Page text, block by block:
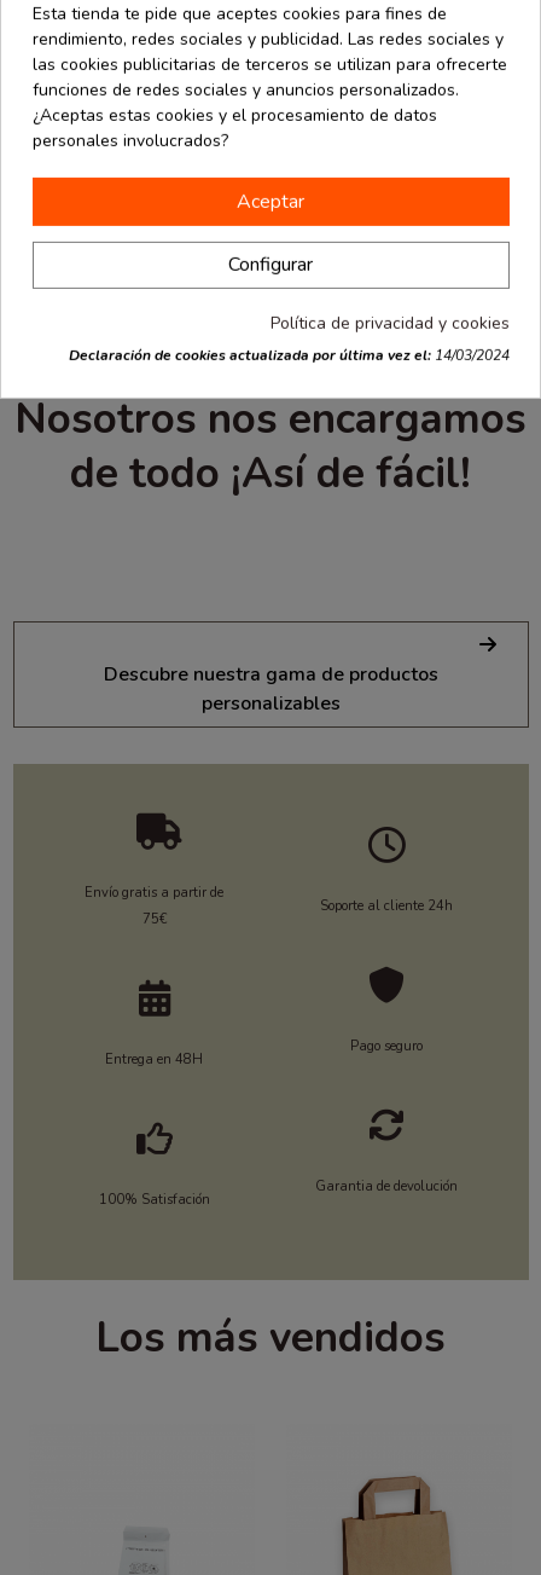
Selecciona tu producto,
haz click en personalizar:
diséñalo a tu gusto ¡y
listo!
Nosotros nos encargamos
de todo ¡Así de fácil!
Descubre nuestra gama de productos
personalizables
Envío gratis a partir de
75€
Entrega en 48H
100% Satisfación
Soporte al cliente 24h
Pago seguro
Garantia de devolución
Los más vendidos
Esta tienda te pide que aceptes cookies para fines de
rendimiento, redes sociales y publicidad. Las redes sociales y
las cookies publicitarias de terceros se utilizan para ofrecerte
funciones de redes sociales y anuncios personalizados.
¿Aceptas estas cookies y el procesamiento de datos
personales involucrados?
Aceptar
Configurar
Política de privacidad y cookies
Declaración de cookies actualizada por última vez el:14/03/2024